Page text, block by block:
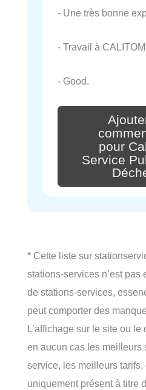
- Une très bonne
- Travail à
- Good.
pour
Service
* Cette liste sur
stations-services n’est pas
de stations-services,
peut comporter des
L’affichage sur le site ou
en aucun cas les meilleurs
service, les meilleurs
uniquement présent à titre